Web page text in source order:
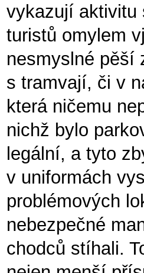
vykazují
turistů omylem
nesmyslné pěší
s tramvají, či v
která ničemu
nichž bylo
legální, a tyto
v uniformách
problémových
nebezpečné
chodců stíhali.